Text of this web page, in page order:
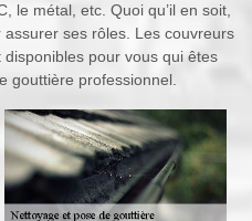
le métal, etc. Quoi qu’il en soit,
ses rôles. Les couvreurs
pour vous qui êtes
gouttière professionnel.